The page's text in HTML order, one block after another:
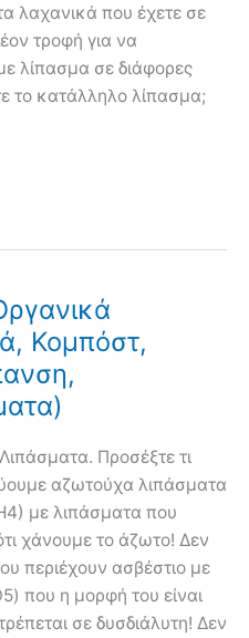
λαχανικά που έχετε σε
τροφή για να
λίπασμα σε διάφορες
το κατάλληλο λίπασμα;
Κομπόστ,
Προσέξτε τι
αζωτούχα λιπάσματα
με λιπάσματα που
χάνουμε το άζωτο! Δεν
περιέχουν ασβέστιο με
που η μορφή του είναι
σε δυσδιάλυτη! Δεν